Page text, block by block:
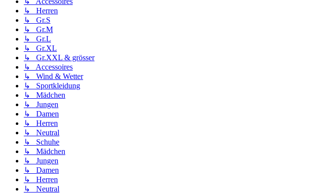
↳ Herren
↳ Gr.S
↳ Gr.M
↳ Gr.L
↳ Gr.XL
↳ Gr.XXL & grösser
↳ Accessoires
↳ Wind & Wetter
↳ Sportkleidung
↳ Mädchen
↳ Jungen
↳ Damen
↳ Herren
↳ Neutral
↳ Schuhe
↳ Mädchen
↳ Jungen
↳ Damen
↳ Herren
↳ Neutral